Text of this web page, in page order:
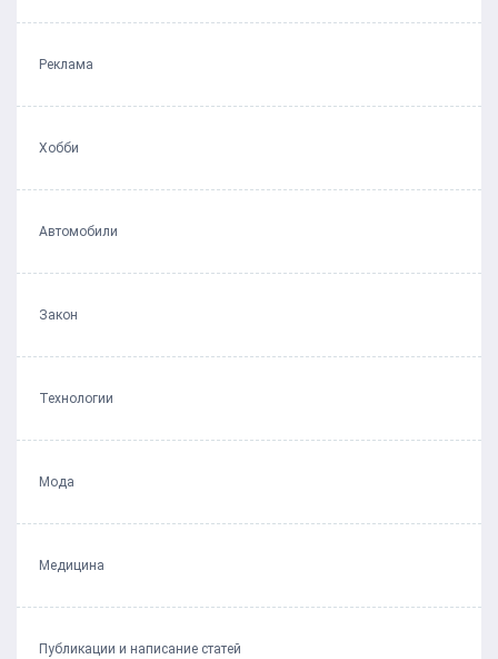
Реклама
Хобби
Автомобили
Закон
Технологии
Мода
Медицина
Публикации и написание статей